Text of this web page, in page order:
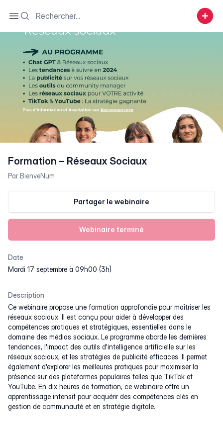
Open sidebar
Search
Formation – Réseaux Sociaux
ParBienveNum
Partager le webinaire
Webinaire terminé
Date
mardi 17 septembre à 09h00 (3h)
Description
Ce webinaire propose une formation approfondie pour maîtriser les
réseaux sociaux. Il est conçu pour aider à développer des
compétences pratiques et stratégiques, essentielles dans le
domaine des médias sociaux. Le programme aborde les dernières
tendances, l'impact des outils d'intelligence artificielle sur les
réseaux sociaux, et les stratégies de publicité efficaces. Il permet
également d'explorer les meilleures pratiques pour maximiser la
présence sur des plateformes populaires telles que TikTok et
YouTube. En dix heures de formation, ce webinaire offre un
apprentissage intensif pour acquérir des compétences clés en
gestion de communauté et en stratégie digitale.